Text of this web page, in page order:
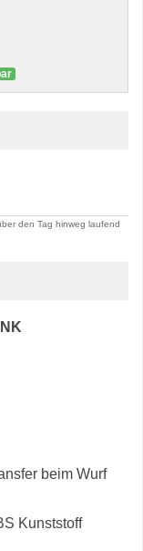
den Tag hinweg laufend
beim Wurf
Kunststoff